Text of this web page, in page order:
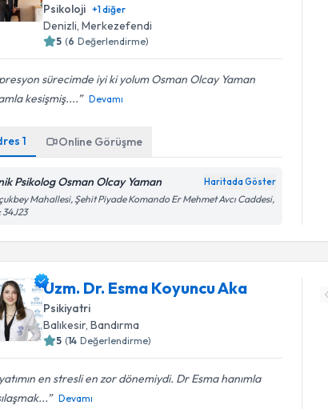
Psikoloji +1diğer
Denizli ,Merkezefendi
5 (6 Değerlendirme)
sürecimde iyi ki yolum Osman Olcay Yaman
kesişmiş....
Devamı
1 Online Görüşme
Psikolog Osman Olcay Yaman Haritada Göster
Mahallesi, Şehit Piyade Komando Er Mehmet Avcı Caddesi,
34J23
Uzm. Dr. Esma Koyuncu Aka
Psikiyatri
Balıkesir,Bandırma
5 (14 Değerlendirme)
en stresli en zor dönemiydi. Dr Esma hanımla
Devamı